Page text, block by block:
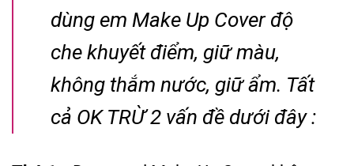
dùng em Make Up Cover độ
che khuyết điểm, giữ màu,
không thắm nước, giữ ẩm. Tất
cả OK TRỪ 2 vấn đề dưới đây :